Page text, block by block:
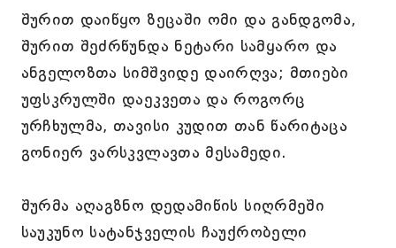
შურით დაიწყო ზეცაში ომი და განდგომა,
შურით შეძრწუნდა ნეტარი სამყარო და
ანგელოზთა სიმშვიდე დაირღვა; მთიები
უფსკრულში დაეკვეთა და როგორც
ურჩხულმა, თავისი კუდით თან წარიტაცა
გონიერ ვარსკვლავთა მესამედი.
შურმა აღაგზნო დედამიწის სიღრმეში
საუკუნო სატანჯველის ჩაუქრობელი